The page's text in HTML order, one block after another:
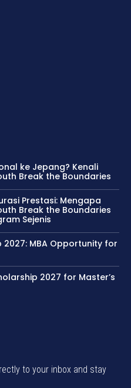
ke Jepang? Kenali
Break the Boundaries
Prestasi: Mengapa
Break the Boundaries
Sejenis
2027: MBA Opportunity for
2027 for Master’s
to your inbox and stay